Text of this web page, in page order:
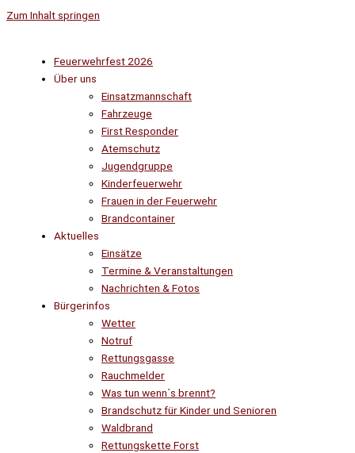
Zum Inhalt springen
Feuerwehrfest 2026
Über uns
Einsatzmannschaft
Fahrzeuge
First Responder
Atemschutz
Jugendgruppe
Kinderfeuerwehr
Frauen in der Feuerwehr
Brandcontainer
Aktuelles
Einsätze
Termine & Veranstaltungen
Nachrichten & Fotos
Bürgerinfos
Wetter
Notruf
Rettungsgasse
Rauchmelder
Was tun wenn´s brennt?
Brandschutz für Kinder und Senioren
Waldbrand
Rettungskette Forst